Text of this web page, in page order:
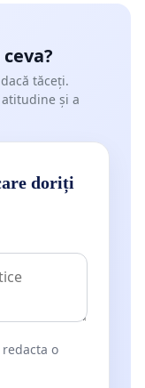
tăceți.
și a
doriți
o